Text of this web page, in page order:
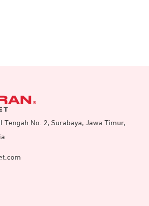
Tengah No. 2, Surabaya, Jawa Timur,